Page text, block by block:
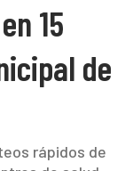
15
de
rápidos de